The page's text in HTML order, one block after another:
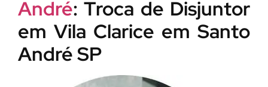
André: Troca de Disjuntor
em Vila Clarice em Santo
André SP